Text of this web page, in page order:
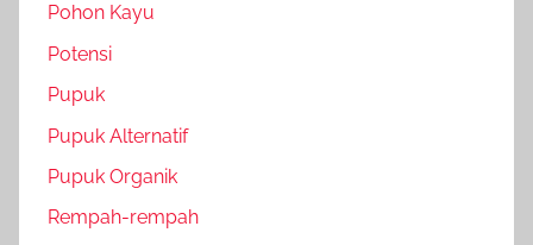
Pohon Kayu
Potensi
Pupuk
Pupuk Alternatif
Pupuk Organik
Rempah-rempah